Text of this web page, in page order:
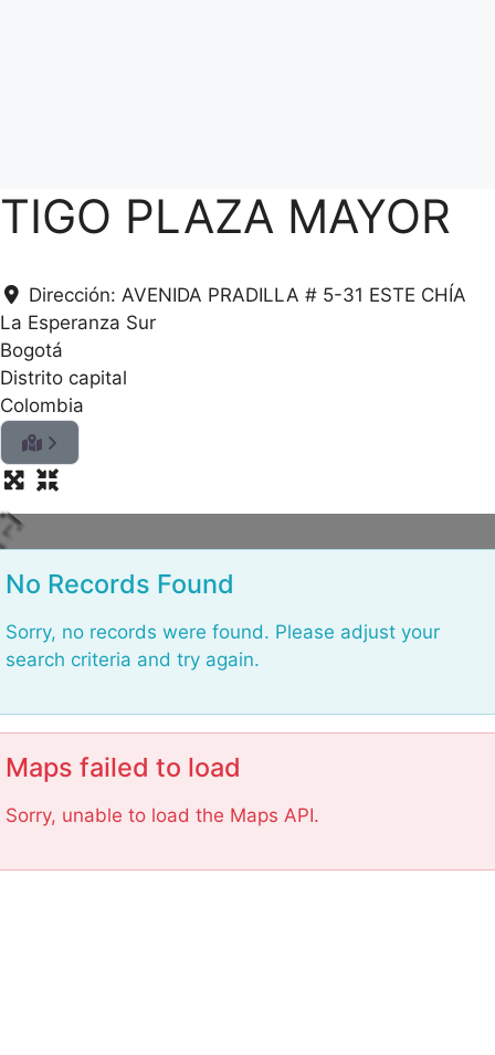
TIGO PLAZA MAYOR
Dirección:AVENIDA PRADILLA # 5-31 ESTE CHÍA
La Esperanza Sur
Bogotá
Distrito capital
Colombia
L
No Records Found
Sorry, no records were found. Please adjust your
search criteria and try again.
Maps failed to load
Sorry, unable to load the Maps API.